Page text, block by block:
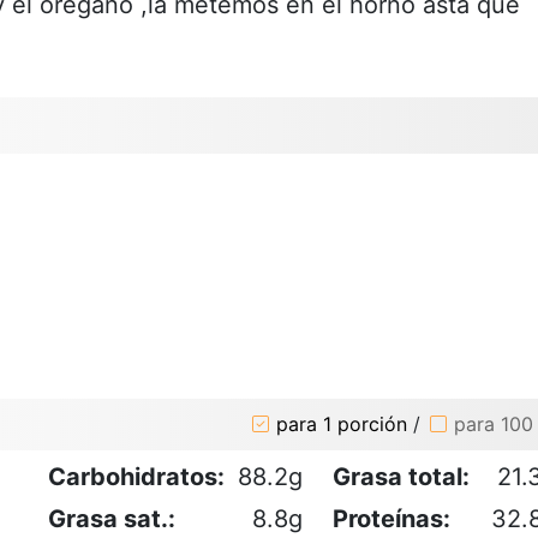
para 1 porción / para
Carbohidratos: 88.2g Grasa total:
Grasa sat.:
8.8g Proteínas: